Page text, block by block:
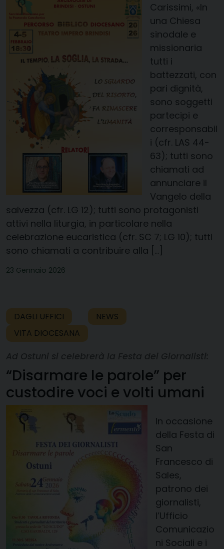
Carissimi, «In
una Chiesa
sinodale e
missionaria
tutti i
battezzati, con
pari dignità,
sono soggetti
partecipi e
corresponsabil
i (cfr. LAS 44-
63); tutti sono
chiamati ad
annunciare il
Vangelo della
salvezza (cfr. LG 12); tutti sono protagonisti
attivi nella liturgia, in particolare nella
celebrazione eucaristica (cfr. SC 7; LG 10); tutti
sono chiamati a contribuire alla […]
23 Gennaio 2026
DAGLI UFFICI
NEWS
VITA DIOCESANA
“Disarmare le parole” per
custodire voci e volti umani
In occasione
della Festa di
San
Francesco di
Sales,
patrono dei
giornalisti,
l’Ufficio
Comunicazio
ni Sociali e i